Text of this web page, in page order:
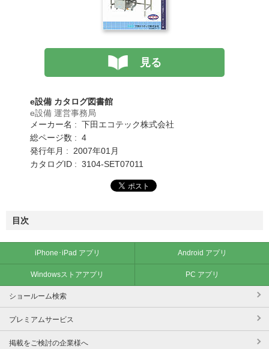
見る
e設備 カタログ図書館
e設備 運営事務局
メーカー名 : 下田エコテック株式会社
総ページ数 : 4
発行年月 : 2007年01月
カタログID : 3104-SET07011
目次
iPhone･iPad アプリ Android アプリ
Windowsストアアプリ PC アプリ
ショールーム検索
プレミアムサービス
掲載をご検討の企業様へ